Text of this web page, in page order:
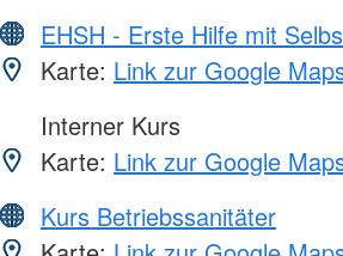
EHSH - Erste Hilfe mit
Karte: Link zur Google
Interner Kurs
Karte: Link zur Google
Kurs Betriebssanitäter